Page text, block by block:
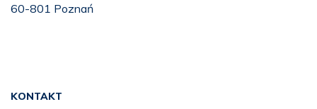
60-801 Poznań
KONTAKT